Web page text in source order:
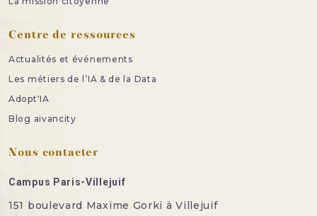
Centre de ressources
Actualités et événements
Les métiers de l’IA & de la Data
Adopt'IA
Blog aivancity
Nous contacter
Campus Paris-Villejuif
151 boulevard Maxime Gorki à Villejuif